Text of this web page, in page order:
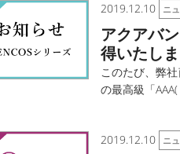
2019.12.10 ニ
アクアバ
得いたしま
このたび、弊
の最高級「
2019.12.10 ニ